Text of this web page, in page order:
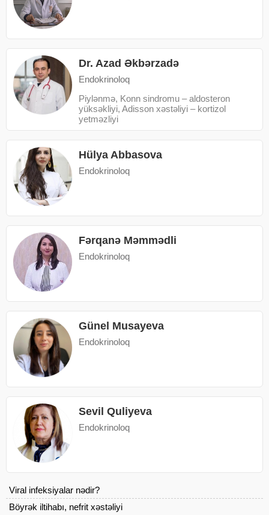
Dr. Azad Əkbərzadə
Endokrinoloq
Piylənmə, Konn sindromu – aldosteron
yüksəkliyi, Adisson xəstəliyi – kortizol
yetməzliyi
Hülya Abbasova
Endokrinoloq
Fərqanə Məmmədli
Endokrinoloq
Günel Musayeva
Endokrinoloq
Sevil Quliyeva
Endokrinoloq
Viral infeksiyalar nədir?
Böyrək iltihabı, nefrit xəstəliyi